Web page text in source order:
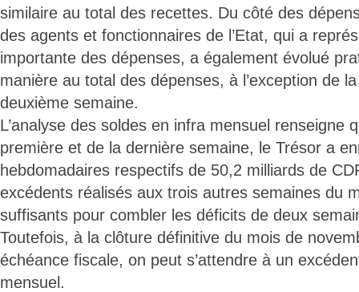
similaire au total des recettes. Du côté des
des agents et fonctionnaires de l’Etat, qui a
importante des dépenses, a également évolué
manière au total des dépenses, à l’exception de
deuxième semaine.
L’analyse des soldes en infra mensuel renseigne
première et de la dernière semaine, le Trésor a
hebdomadaires respectifs de 50,2 milliards de
excédents réalisés aux trois autres semaines du
suffisants pour combler les déficits de deux
Toutefois, à la clôture définitive du mois de
échéance fiscale, on peut s’attendre à un
mensuel.